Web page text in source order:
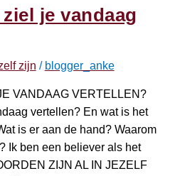
je vandaag
zijn / blogger_anke
VANDAAG VERTELLEN?
vertellen? En wat is het
is er aan de hand? Waarom
Ik ben een believer als het
ZIJN AL IN JEZELF